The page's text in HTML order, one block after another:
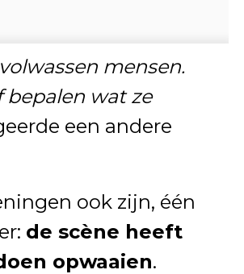
mensen.
bepalen wat ze
een andere
ook zijn, één
de scène heeft
opwaaien.